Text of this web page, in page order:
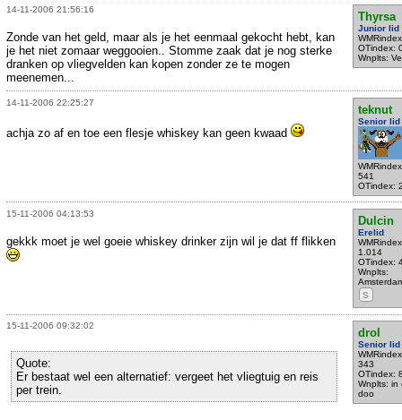
14-11-2006 21:56:16
Thyrsa
Junior lid
OTindex:
Wnplts:
Zonde van het geld, maar als je het eenmaal gekocht hebt, kan
je het niet zomaar weggooien.. Stomme zaak dat je nog sterke
dranken op vliegvelden kan kopen zonder ze te mogen
meenemen...
14-11-2006 22:25:27
teknut
Senior lid
541
OTindex:
achja zo af en toe een flesje whiskey kan geen kwaad
15-11-2006 04:13:53
Dulcin
Erelid
1.014
OTindex:
Wnplts:
S
gekkk moet je wel goeie whiskey drinker zijn wil je dat ff flikken
15-11-2006 09:32:02
drol
Senior lid
343
OTindex:
Wnplts: in
doo
Quote:
Er bestaat wel een alternatief: vergeet het vliegtuig en reis
per trein.